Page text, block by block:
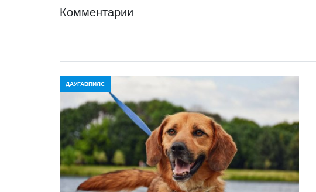
Комментарии
ДАУГАВПИЛС